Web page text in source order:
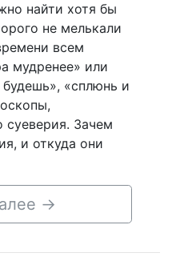
найти хотя бы
не мелькали
всем
мудренее» или
«сплюнь и
суеверия. Зачем
и откуда они
→